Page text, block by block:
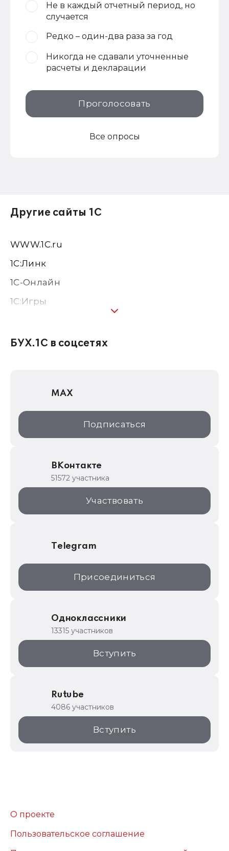
Не в каждый отчетный период, но
случается
Редко – один-два раза за год
Никогда не сдавали уточненные
расчеты и декларации
Проголосовать
Все опросы
Другие сайты 1С
WWW.1С.ru
1С:Линк
1С-Онлайн
1C:Игры
1С:Консалтинг
1С:Дистрибьюция
1С:Образование
ИТС.1C.ru
1С:Торговая площадка
БУХ.1С в соцсетях
MAX
Подписаться
ВКонтакте
51572 участника
Участвовать
Telegram
Присоединиться
Одноклассники
13315 участников
Вступить
Rutube
4086 участников
Вступить
О проекте
Пользовательское соглашение